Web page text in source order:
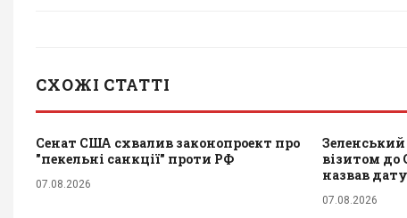
СХОЖІ СТАТТІ
Сенат США схвалив законопроект про
"пекельні санкції" проти РФ
07.08.2026
візитом до
назвав дату
07.08.2026